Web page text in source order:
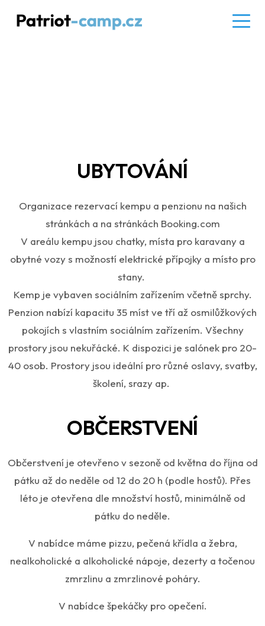
UBYTOVÁNÍ
Organizace rezervací kempu a penzionu na našich
stránkách a na stránkách Booking.com
V areálu kempu jsou chatky, místa pro karavany a
obytné vozy s možností elektrické přípojky a místo pro
stany.
Kemp je vybaven sociálním zařízením včetně sprchy.
Penzion nabízí kapacitu 35 míst ve tří až osmilůžkových
pokojích s vlastním sociálním zařízením. Všechny
prostory jsou nekuřácké. K dispozici je salónek pro 20-
40 osob. Prostory jsou ideální pro různé oslavy, svatby,
školení, srazy ap.
OBČERSTVENÍ
Občerstvení je otevřeno v sezoně od května do října od
pátku až do neděle od 12 do 20 h (podle hostů). Přes
léto je otevřena dle množství hostů, minimálně od
pátku do neděle.
V nabídce máme pizzu, pečená křídla a žebra,
nealkoholické a alkoholické nápoje, dezerty a točenou
zmrzlinu a zmrzlinové poháry.
V nabídce špekáčky pro opečení.